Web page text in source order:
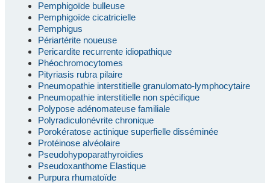
Pemphigoïde bulleuse
Pemphigoïde cicatricielle
Pemphigus
Périartérite noueuse
Pericardite recurrente idiopathique
Phéochromocytomes
Pityriasis rubra pilaire
Pneumopathie interstitielle granulomato-lymphocytaire
Pneumopathie interstitielle non spécifique
Polypose adénomateuse familiale
Polyradiculonévrite chronique
Porokératose actinique superfielle disséminée
Protéinose alvéolaire
Pseudohypoparathyroïdies
Pseudoxanthome Elastique
Purpura rhumatoïde